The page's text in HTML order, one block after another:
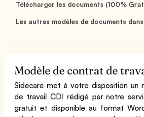
Télécharger les documents (100%
Les autres modèles de documents
Modèle de contrat de
Sidecare met à votre disposition un
de travail CDI rédigé par notre
gratuit et disponible au format